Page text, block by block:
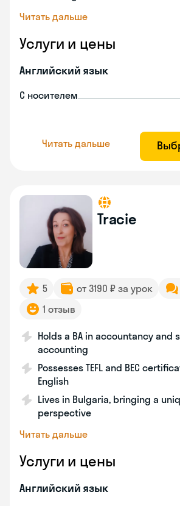
Читать дальше
Услуги и цены
Английский язык
С носителем
Читать дальше
Tracie
5 от 3190 ₽ за урок
1 отзыв
Holds a BA in accountancy and
accounting
Possesses TEFL and BEC
English
Lives in Bulgaria, bringing a
perspective
Читать дальше
Услуги и цены
Английский язык